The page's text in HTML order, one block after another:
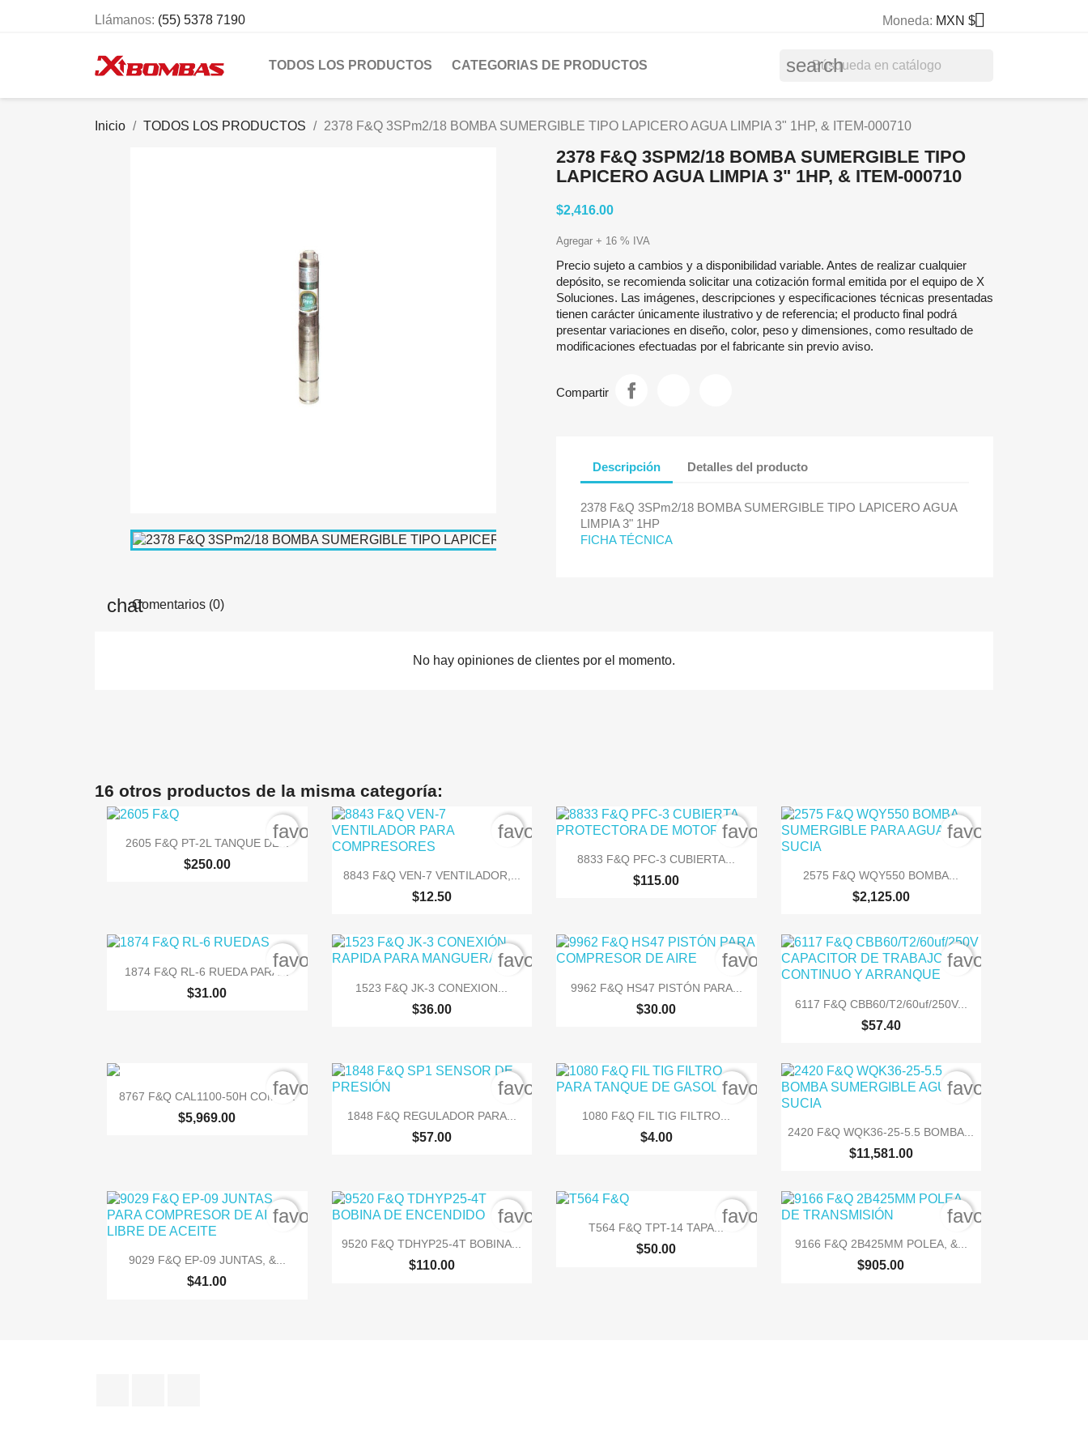
Llámanos: (55) 5378 7190 Moneda: MXN $
TODOS LOS PRODUCTOS CATEGORIAS DE PRODUCTOS search
Inicio TODOS LOS PRODUCTOS 2378 F&Q 3SPm2/18 BOMBA SUMERGIBLE TIPO LAPICERO AGUA LIMPIA 3" 1HP, & ITEM-000710
2378 F&Q 3SPM2/18 BOMBA SUMERGIBLE TIPO
LAPICERO AGUA LIMPIA 3" 1HP, & ITEM-000710
$2,416.00
Agregar + 16 % IVA
Precio sujeto a cambios y a disponibilidad variable. Antes de realizar cualquier
depósito, se recomienda solicitar una cotización formal emitida por el equipo de X
Soluciones. Las imágenes, descripciones y especificaciones técnicas presentadas
tienen carácter únicamente ilustrativo y de referencia; el producto final podrá
presentar variaciones en diseño, color, peso y dimensiones, como resultado de
modificaciones efectuadas por el fabricante sin previo aviso.
Compartir
Descripción Detalles del producto
2378 F&Q 3SPm2/18 BOMBA SUMERGIBLE TIPO LAPICERO AGUA
LIMPIA 3" 1HP
FICHA TÉCNICA
Comentarios (0)
No hay opiniones de clientes por el momento.
16 otros productos de la misma categoría:
 Vista rápida
2605 F&Q PT-2L TANQUE DE...
$250.00
favorite_border
 Vista rápida
8843 F&Q VEN-7 VENTILADOR,...
$12.50
favorite_border
 Vista rápida
8833 F&Q PFC-3 CUBIERTA...
$115.00
favorite_border
 Vista rápida
2575 F&Q WQY550 BOMBA...
$2,125.00
favorite_border
 Vista rápida
1874 F&Q RL-6 RUEDA PARA...
$31.00
favorite_border
 Vista rápida
1523 F&Q JK-3 CONEXION...
$36.00
favorite_border
 Vista rápida
9962 F&Q HS47 PISTÓN PARA...
$30.00
favorite_border
 Vista rápida
6117 F&Q CBB60/T2/60uf/250V...
$57.40
favorite_border
 Vista rápida
8767 F&Q CAL1100-50H COMP....
$5,969.00
favorite_border
 Vista rápida
1848 F&Q REGULADOR PARA...
$57.00
favorite_border
 Vista rápida
1080 F&Q FIL TIG FILTRO...
$4.00
favorite_border
 Vista rápida
2420 F&Q WQK36-25-5.5 BOMBA...
$11,581.00
favorite_border
 Vista rápida
9029 F&Q EP-09 JUNTAS, &...
$41.00
favorite_border
 Vista rápida
9520 F&Q TDHYP25-4T BOBINA...
$110.00
favorite_border Vista rápida
T564 F&Q TPT-14 TAPA...
$50.00
favorite_border
 Vista rápida
9166 F&Q 2B425MM POLEA, &...
$905.00
favorite_border